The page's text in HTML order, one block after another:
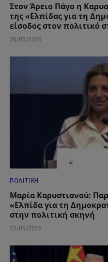
Στον Άρειο Πάγο η
της «Ελπίδας για τη
είσοδος στον πολιτικό
26/05/2026
ΠΟΛΙΤΙΚΉ
Μαρία Καρυστιανού:
«Ελπίδα για τη
στην πολιτική σκηνή
22/05/2026